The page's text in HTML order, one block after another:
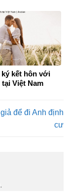
ký kết hôn với
Việt Nam
để đi Anh định
cư